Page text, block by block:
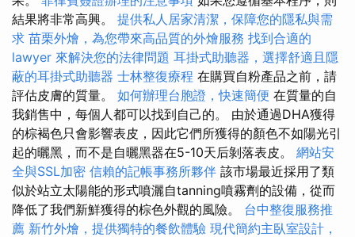
結果將非常高興。 提供私人居家清潔，保障您的隱私與需
求 苗栗外燴，為您帶來高品質的外燴服務 找到合適的
lawyer 來解決您的法律問題 耳掛式助聽器，選擇舒適且隱
蔽的耳掛式助聽器 士林整復療程 在購買自粉產品之前，請
評估皮膚的質量。 如何辦理台胞證，快速簡便 在質量的自
我銷售中，每個人都可以找到自己的。 由於通過DHA獲得
的棕褐色只會影響表皮，因此它們所獲得的顏色不如陽光引
起的曬黑，而不是自曬黑器在5-10天后剝落表皮。 網站安
全與SSL加密 信賴的記帳事務所夥伴 該市場最近採用了類
似於站立太陽能的形式噴灑自tanning噴霧劑的設備，從而
降低了我們新鮮獲得的棕色外觀的風險。 台中整復服務推
薦 新竹外燴，提供獨特的餐飲體驗 現代簡約主臥室設計，